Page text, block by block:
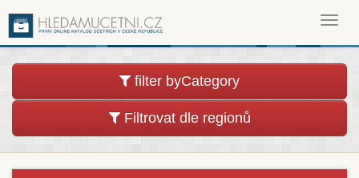
filter byCategory
Filtrovat dle regionů